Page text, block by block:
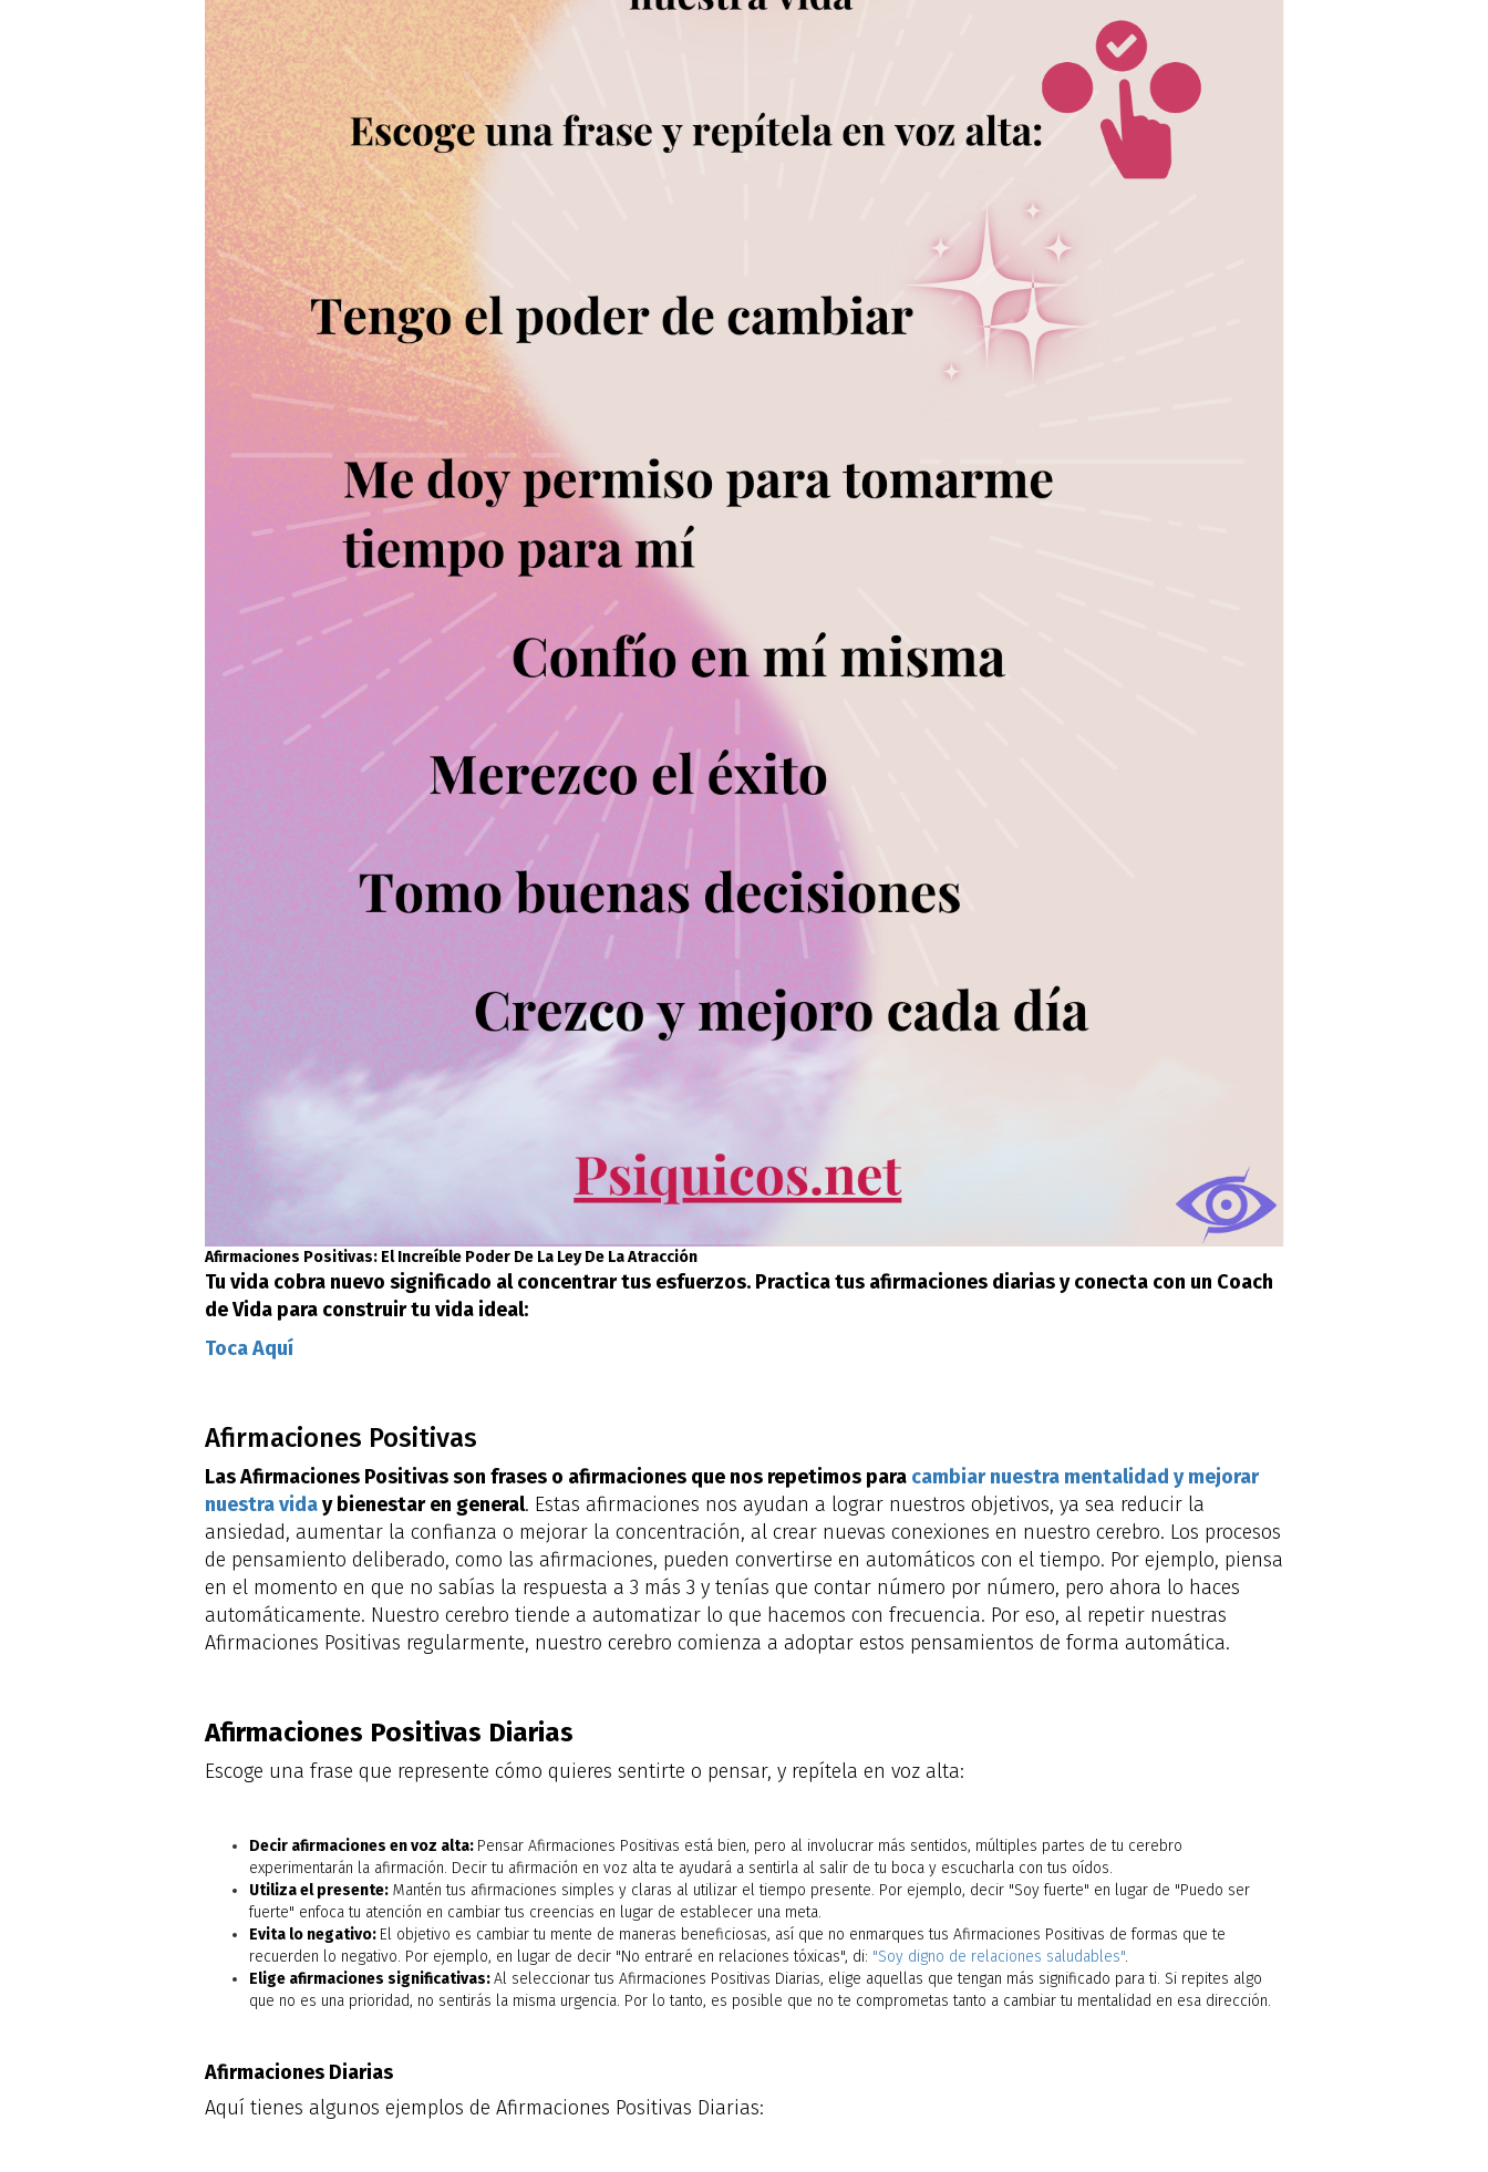
Afirmaciones Positivas: El Increíble Poder De La Ley De La Atracción
Tu vida cobra nuevo significado al concentrar tus esfuerzos. Practica tus afirmaciones diarias y conecta con un Coach
de Vida para construir tu vida ideal:
Toca Aquí
Afirmaciones Positivas
Las Afirmaciones Positivas son frases o afirmaciones que nos repetimos paracambiar nuestra mentalidad y mejorar
nuestra viday bienestar en general. Estas afirmaciones nos ayudan a lograr nuestros objetivos, ya sea reducir la
ansiedad, aumentar la confianza o mejorar la concentración, al crear nuevas conexiones en nuestro cerebro. Los procesos
de pensamiento deliberado, como las afirmaciones, pueden convertirse en automáticos con el tiempo. Por ejemplo, piensa
en el momento en que no sabías la respuesta a 3 más 3 y tenías que contar número por número, pero ahora lo haces
automáticamente. Nuestro cerebro tiende a automatizar lo que hacemos con frecuencia. Por eso, al repetir nuestras
Afirmaciones Positivas regularmente, nuestro cerebro comienza a adoptar estos pensamientos de forma automática.
Afirmaciones Positivas Diarias
Escoge una frase que represente cómo quieres sentirte o pensar, y repítela en voz alta:
Decir afirmaciones en voz alta: Pensar Afirmaciones Positivas está bien, pero al involucrar más sentidos, múltiples partes de tu cerebro
experimentarán la afirmación. Decir tu afirmación en voz alta te ayudará a sentirla al salir de tu boca y escucharla con tus oídos.
Utiliza el presente:Mantén tus afirmaciones simples y claras al utilizar el tiempo presente. Por ejemplo, decir "Soy fuerte" en lugar de "Puedo ser
fuerte" enfoca tu atención en cambiar tus creencias en lugar de establecer una meta.
Evita lo negativo: El objetivo es cambiar tu mente de maneras beneficiosas, así que no enmarques tus Afirmaciones Positivas de formas que te
recuerden lo negativo. Por ejemplo, en lugar de decir "No entraré en relaciones tóxicas", di: "Soy digno de relaciones saludables".
Elige afirmaciones significativas:Al seleccionar tus Afirmaciones Positivas Diarias, elige aquellas que tengan más significado para ti. Si repites algo
que no es una prioridad, no sentirás la misma urgencia. Por lo tanto, es posible que no te comprometas tanto a cambiar tu mentalidad en esa dirección.
Afirmaciones Diarias
Aquí tienes algunos ejemplos de Afirmaciones Positivas Diarias: